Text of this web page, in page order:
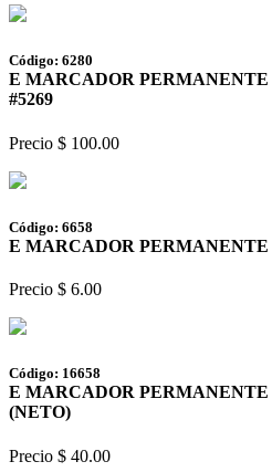
Código: 6280
E MARCADOR PERMANENTE
#5269
Precio $ 100.00
Código: 6658
E MARCADOR PERMANENTE
Precio $ 6.00
Código: 16658
E MARCADOR PERMANENTE
(NETO)
Precio $ 40.00